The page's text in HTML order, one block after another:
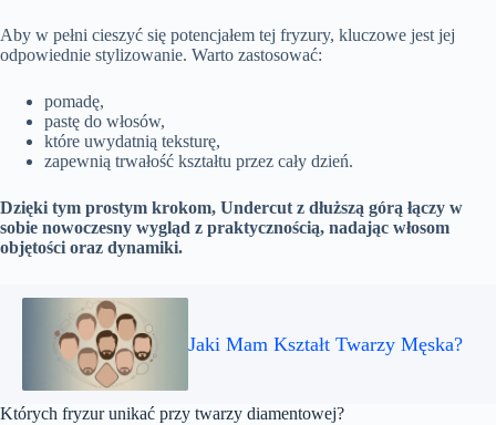
Aby w pełni cieszyć się potencjałem tej fryzury, kluczowe jest jej
odpowiednie stylizowanie. Warto zastosować:
pomadę,
pastę do włosów,
które uwydatnią teksturę,
zapewnią trwałość kształtu przez cały dzień.
Dzięki tym prostym krokom, Undercut z dłuższą górą łączy w
sobie nowoczesny wygląd z praktycznością, nadając włosom
objętości oraz dynamiki.
Jaki Mam Kształt Twarzy Męska?
Których fryzur unikać przy twarzy diamentowej?